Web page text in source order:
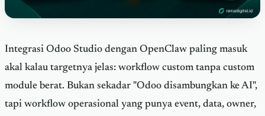
Integrasi Odoo Studio dengan OpenClaw paling masuk
akal kalau targetnya jelas: workflow custom tanpa custom
module berat. Bukan sekadar "Odoo disambungkan ke AI",
tapi workflow operasional yang punya event, data, owner,